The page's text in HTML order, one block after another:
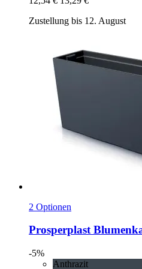
Zustellung bis 12. August
2 Optionen
Prosperplast
-5%
Anthrazit